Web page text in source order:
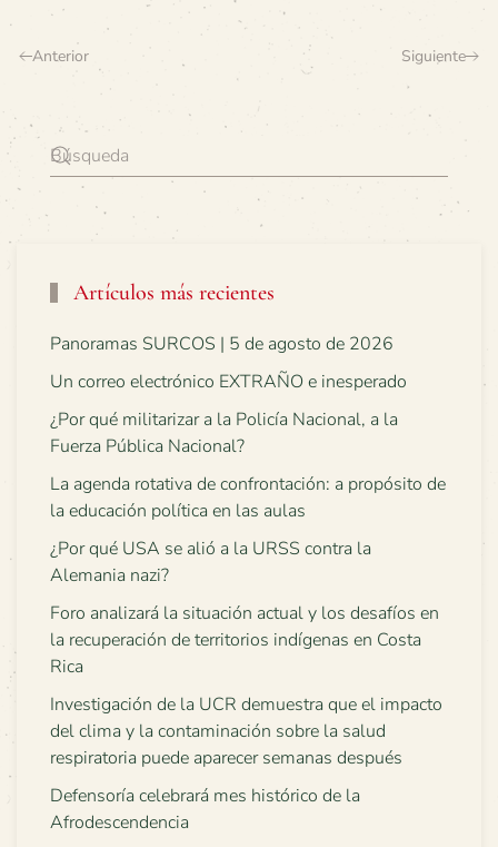
Anterior Siguiente
Artículos más recientes
Panoramas SURCOS | 5 de agosto de 2026
Un correo electrónico EXTRAÑO e inesperado
¿Por qué militarizar a la Policía Nacional, a la
Fuerza Pública Nacional?
La agenda rotativa de confrontación: a propósito de
la educación política en las aulas
¿Por qué USA se alió a la URSS contra la
Alemania nazi?
Foro analizará la situación actual y los desafíos en
la recuperación de territorios indígenas en Costa
Rica
Investigación de la UCR demuestra que el impacto
del clima y la contaminación sobre la salud
respiratoria puede aparecer semanas después
Defensoría celebrará mes histórico de la
Afrodescendencia